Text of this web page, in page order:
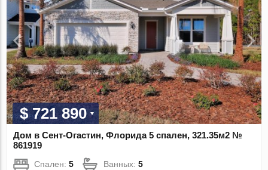
$ 721 890
Дом в Сент-Огастин, Флорида 5 спален, 321.35м2 №
861919
Спален:5 Ванных:5